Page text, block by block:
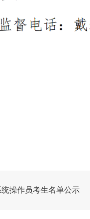
操作员考生名单公示